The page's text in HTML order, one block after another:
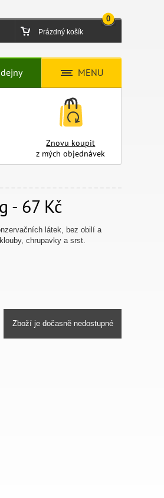
Prázdný košík
0
MENU
Znovu koupit
z mých objednávek
- 67 Kč
látek, bez obilí a
chrupavky a srst.
Zboží je dočasně nedostupné